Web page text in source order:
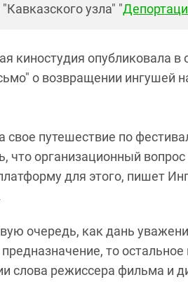
узла" "
киностудия опубликовала
о возвращении ингушей
свое путешествие по
что организационный
для этого, пишет
очередь, как дань
то
слова режиссера фильма и